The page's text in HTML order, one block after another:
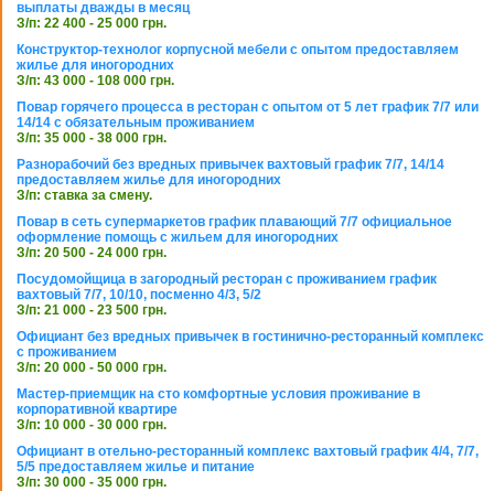
выплаты дважды в месяц
З/п: 22 400 - 25 000 грн.
Конструктор-технолог корпусной мебели с опытом предоставляем
жилье для иногородних
З/п: 43 000 - 108 000 грн.
Повар горячего процесса в ресторан с опытом от 5 лет график 7/7 или
14/14 с обязательным проживанием
З/п: 35 000 - 38 000 грн.
Разнорабочий без вредных привычек вахтовый график 7/7, 14/14
предоставляем жилье для иногородних
З/п: ставка за смену.
Повар в сеть супермаркетов график плавающий 7/7 официальное
оформление помощь с жильем для иногородних
З/п: 20 500 - 24 000 грн.
Посудомойщица в загородный ресторан с проживанием график
вахтовый 7/7, 10/10, посменно 4/3, 5/2
З/п: 21 000 - 23 500 грн.
Официант без вредных привычек в гостинично-ресторанный комплекс
с проживанием
З/п: 20 000 - 50 000 грн.
Мастер-приемщик на сто комфортные условия проживание в
корпоративной квартире
З/п: 10 000 - 30 000 грн.
Официант в отельно-ресторанный комплекс вахтовый график 4/4, 7/7,
5/5 предоставляем жилье и питание
З/п: 30 000 - 35 000 грн.